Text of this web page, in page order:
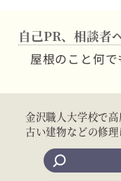
自己PR、相談者
屋根のこと何
金沢職人大学校で
古い建物などの修